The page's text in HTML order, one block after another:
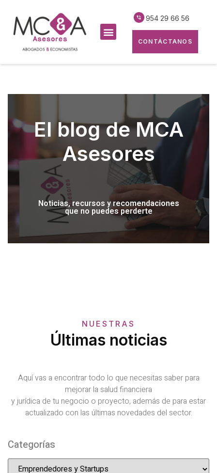
954 29 66 56
CONTÁCTANOS
El blog de MCA
Asesores
Noticias, recursos y recomendaciones
que no puedes perderte
NUESTRAS
Últimas noticias
Aquí vas a encontrar todo lo que necesitas saber para
mejorar la salud financiera
y jurídica de tu negocio o proyecto, además de para estar
actualizado con las últimas novedades del sector.
Categorías